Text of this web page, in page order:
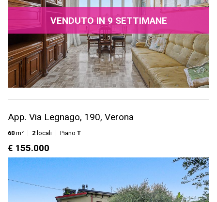
VENDUTO IN 9 SETTIMANE
App. Via Legnago, 190, Verona
60 m² 2 locali Piano T
€ 155.000